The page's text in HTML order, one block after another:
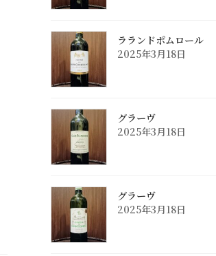
ラランドポムロール
2025年3月18日
グラーヴ
2025年3月18日
グラーヴ
2025年3月18日